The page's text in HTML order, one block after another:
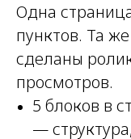
Одна
пунктов. Та
сделаны
просмотров.
5 блоков в
—